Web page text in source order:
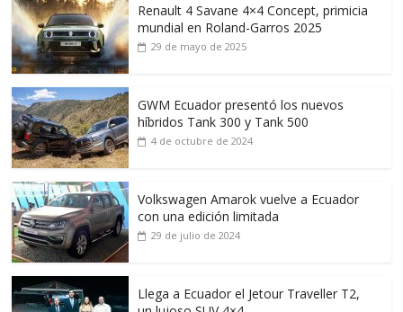
Renault 4 Savane 4×4 Concept, primicia
mundial en Roland-Garros 2025
29 de mayo de 2025
GWM Ecuador presentó los nuevos
híbridos Tank 300 y Tank 500
4 de octubre de 2024
Volkswagen Amarok vuelve a Ecuador
con una edición limitada
29 de julio de 2024
Llega a Ecuador el Jetour Traveller T2,